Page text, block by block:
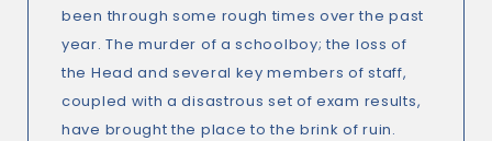
been through some rough times over the past
year. The murder of a schoolboy; the loss of
the Head and several key members of staff,
coupled with a disastrous set of exam results,
have brought the place to the brink of ruin.